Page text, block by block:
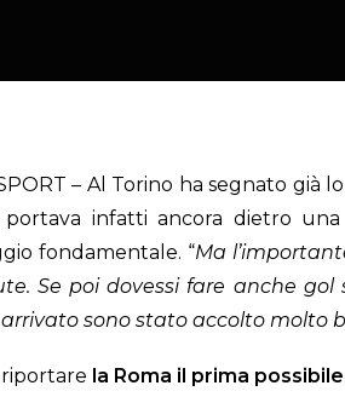
– Al Torino ha segnato
infatti ancora dietro una
fondamentale. “Ma
Se poi dovessi fare anche
sono stato accolto molto
la Roma il prima